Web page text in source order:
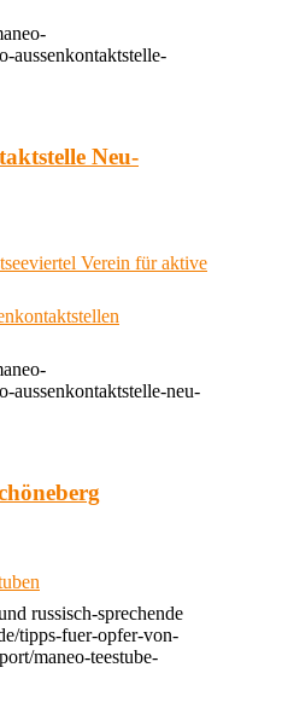
aussenkontaktstelle-
Neu-
Verein für aktive
aussenkontaktstelle-neu-
russisch-sprechende
tipps-fuer-opfer-von-
maneo-teestube-